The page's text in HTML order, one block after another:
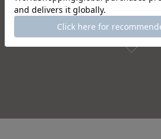
注意事項